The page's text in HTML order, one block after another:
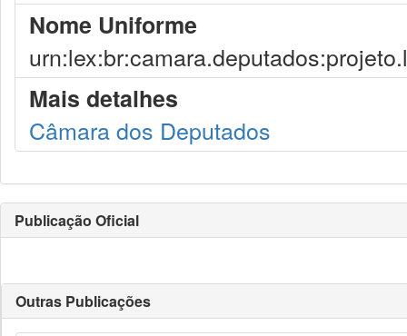
Nome Uniforme
Mais detalhes
Câmara dos Deputados
Publicação Oficial
Outras Publicações